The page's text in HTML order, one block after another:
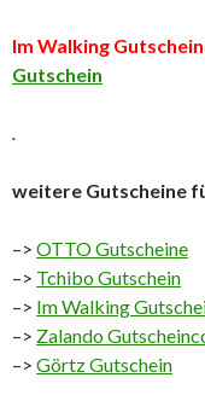
Im Walking
Gutschein
.
weitere Gutscheine
–> OTTO Gutscheine
–> Tchibo Gutschein
–> Im Walking
–> Zalando
–> Görtz Gutschein